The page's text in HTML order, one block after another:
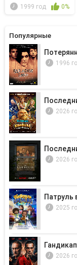
Популярные
1996
2026
2026
Патруль
2025
Гандикап
2026
1999 год 0%